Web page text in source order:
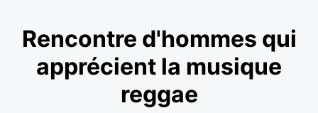
Rencontre d'hommes qui
apprécient la musique
reggae